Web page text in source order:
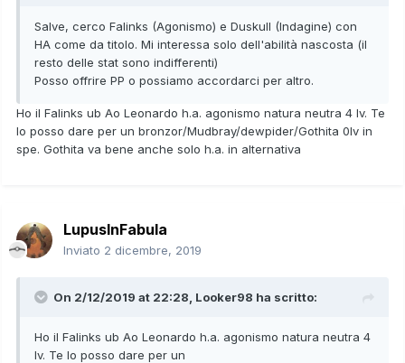
Salve, cerco Falinks (Agonismo) e Duskull (Indagine) con
HA come da titolo. Mi interessa solo dell'abilità nascosta (il
resto delle stat sono indifferenti)
Posso offrire PP o possiamo accordarci per altro.
Ho il Falinks ub Ao Leonardo h.a. agonismo natura neutra 4 Iv. Te
lo posso dare per un bronzor/Mudbray/dewpider/Gothita 0Iv in
spe. Gothita va bene anche solo h.a. in alternativa
LupusInFabula
Inviato 2 dicembre, 2019
On 2/12/2019 at 22:28, Looker98 ha scritto:
Ho il Falinks ub Ao Leonardo h.a. agonismo natura neutra 4
Iv. Te lo posso dare per un